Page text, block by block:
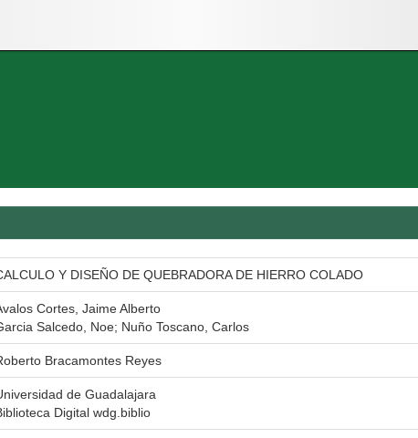
Y DISEÑO DE QUEBRADORA DE HIERRO COLADO
Cortes, Jaime Alberto
Salcedo, Noe; Nuño Toscano, Carlos
Bracamontes Reyes
de Guadalajara
Digital wdg.biblio